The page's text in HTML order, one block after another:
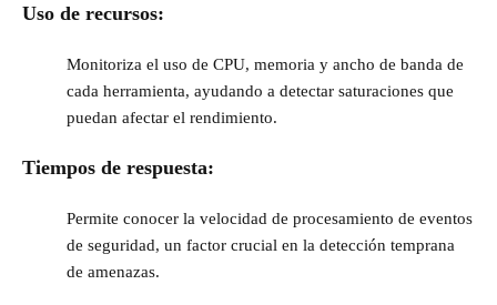
Uso de recursos:
Monitoriza el uso de CPU, memoria y ancho de banda de
cada herramienta, ayudando a detectar saturaciones que
puedan afectar el rendimiento.
Tiempos de respuesta:
Permite conocer la velocidad de procesamiento de eventos
de seguridad, un factor crucial en la detección temprana
de amenazas.